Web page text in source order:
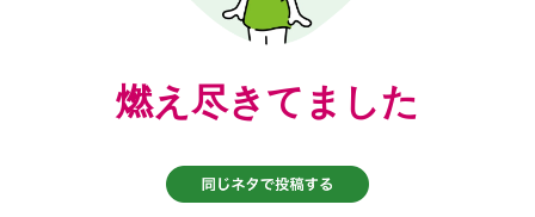
燃え尽きてました